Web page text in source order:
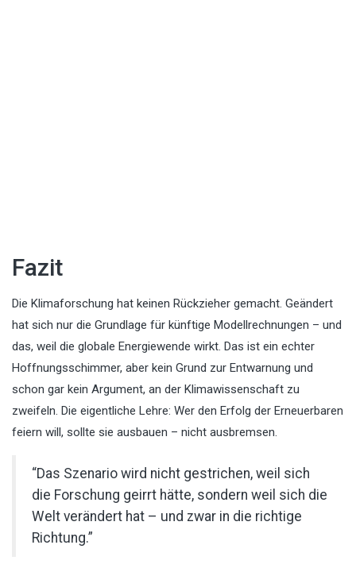
Fazit
Die Klimaforschung hat keinen Rückzieher gemacht. Geändert
hat sich nur die Grundlage für künftige Modellrechnungen – und
das, weil die globale Energiewende wirkt. Das ist ein echter
Hoffnungsschimmer, aber kein Grund zur Entwarnung und
schon gar kein Argument, an der Klimawissenschaft zu
zweifeln. Die eigentliche Lehre: Wer den Erfolg der Erneuerbaren
feiern will, sollte sie ausbauen – nicht ausbremsen.
“Das Szenario wird nicht gestrichen, weil sich
die Forschung geirrt hätte, sondern weil sich die
Welt verändert hat – und zwar in die richtige
Richtung.”